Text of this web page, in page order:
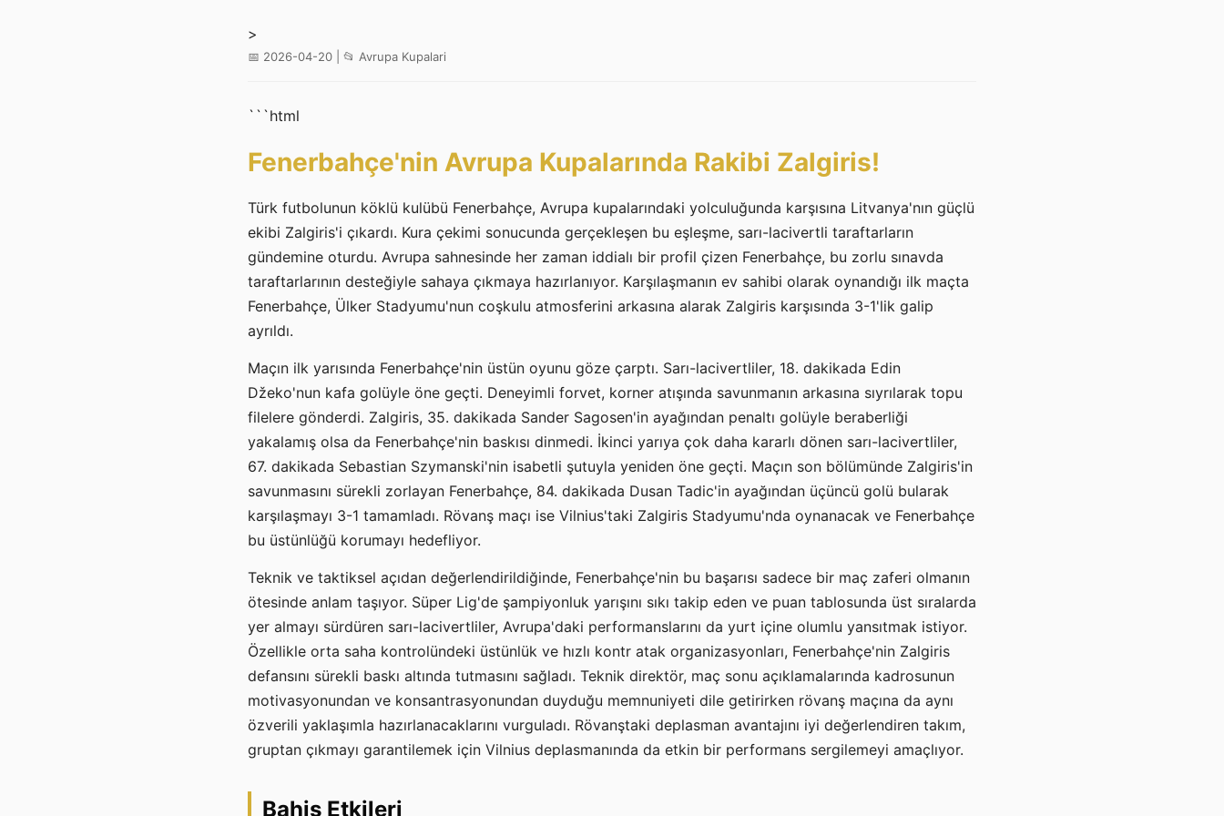
>
📅 2026-04-20 | 📂 Avrupa Kupalari
```html
Fenerbahçe'nin Avrupa Kupalarında Rakibi Zalgiris!
Türk futbolunun köklü kulübü Fenerbahçe, Avrupa kupalarındaki yolculuğunda karşısına Litvanya'nın güçlü
ekibi Zalgiris'i çıkardı. Kura çekimi sonucunda gerçekleşen bu eşleşme, sarı-lacivertli taraftarların
gündemine oturdu. Avrupa sahnesinde her zaman iddialı bir profil çizen Fenerbahçe, bu zorlu sınavda
taraftarlarının desteğiyle sahaya çıkmaya hazırlanıyor. Karşılaşmanın ev sahibi olarak oynandığı ilk maçta
Fenerbahçe, Ülker Stadyumu'nun coşkulu atmosferini arkasına alarak Zalgiris karşısında 3-1'lik galip
ayrıldı.
Maçın ilk yarısında Fenerbahçe'nin üstün oyunu göze çarptı. Sarı-lacivertliler, 18. dakikada Edin
Džeko'nun kafa golüyle öne geçti. Deneyimli forvet, korner atışında savunmanın arkasına sıyrılarak topu
filelere gönderdi. Zalgiris, 35. dakikada Sander Sagosen'in ayağından penaltı golüyle beraberliği
yakalamış olsa da Fenerbahçe'nin baskısı dinmedi. İkinci yarıya çok daha kararlı dönen sarı-lacivertliler,
67. dakikada Sebastian Szymanski'nin isabetli şutuyla yeniden öne geçti. Maçın son bölümünde Zalgiris'in
savunmasını sürekli zorlayan Fenerbahçe, 84. dakikada Dusan Tadic'in ayağından üçüncü golü bularak
karşılaşmayı 3-1 tamamladı. Rövanş maçı ise Vilnius'taki Zalgiris Stadyumu'nda oynanacak ve Fenerbahçe
bu üstünlüğü korumayı hedefliyor.
Teknik ve taktiksel açıdan değerlendirildiğinde, Fenerbahçe'nin bu başarısı sadece bir maç zaferi olmanın
ötesinde anlam taşıyor. Süper Lig'de şampiyonluk yarışını sıkı takip eden ve puan tablosunda üst sıralarda
yer almayı sürdüren sarı-lacivertliler, Avrupa'daki performanslarını da yurt içine olumlu yansıtmak istiyor.
Özellikle orta saha kontrolündeki üstünlük ve hızlı kontr atak organizasyonları, Fenerbahçe'nin Zalgiris
defansını sürekli baskı altında tutmasını sağladı. Teknik direktör, maç sonu açıklamalarında kadrosunun
motivasyonundan ve konsantrasyonundan duyduğu memnuniyeti dile getirirken rövanş maçına da aynı
özverili yaklaşımla hazırlanacaklarını vurguladı. Rövanştaki deplasman avantajını iyi değerlendiren takım,
gruptan çıkmayı garantilemek için Vilnius deplasmanında da etkin bir performans sergilemeyi amaçlıyor.
Bahis Etkileri